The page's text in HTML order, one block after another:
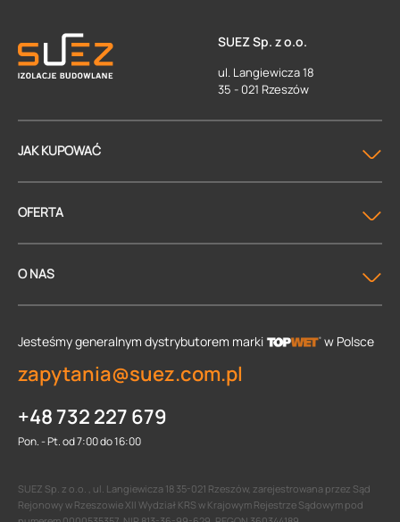
SUEZ Sp. z o.o.
ul. Langiewicza 18
35 - 021 Rzeszów
JAK KUPOWAĆ
OFERTA
O NAS
Jesteśmy generalnym dystrybutorem marki w Polsce
zapytania@suez.com.pl
+48 732 227 679
Pon. - Pt. od 7:00 do 16:00
SUEZ Sp. z o.o. , ul. Langiewicza 18 35-021 Rzeszów, zarejestrowana przez Sąd
Rejonowy w Rzeszowie XII Wydział KRS w Krajowym Rejestrze Sądowym pod